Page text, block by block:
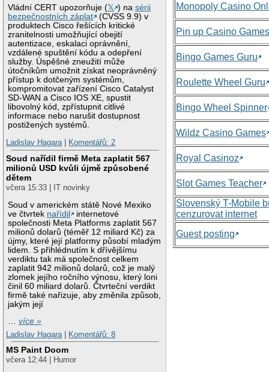
Vládní CERT upozorňuje (𝕏 ) nasérii
bezpečnostních záplat
(CVSS 9.9) v
produktech Cisco řešících kritické
zranitelnosti umožňující obejití
autentizace, eskalaci oprávnění,
vzdálené spuštění kódu a odepření
služby. Úspěšné zneužití může
útočníkům umožnit získat neoprávněný
přístup k dotčeným systémům,
kompromitovat zařízení Cisco Catalyst
SD-WAN a Cisco IOS XE, spustit
libovolný kód, zpřístupnit citlivé
informace nebo narušit dostupnost
postižených systémů.
Ladislav Hagara| Komentářů: 2
Soud nařídil firmě Meta zaplatit 567
milionů USD kvůli újmě způsobené
dětem
včera 15:33 | IT novinky
Soud v americkém státě Nové Mexiko
ve čtvrtek nařídil
internetové
společnosti Meta Platforms zaplatit 567
milionů dolarů (téměř 12 miliard Kč) za
újmy, které její platformy působí mladým
lidem. S přihlédnutím k dřívějšímu
verdiktu tak má společnost celkem
zaplatit 942 milionů dolarů, což je malý
zlomek jejího ročního výnosu, který loni
činil 60 miliard dolarů. Čtvrteční verdikt
firmě také nařizuje, aby změnila způsob,
jakým její
…více »
Ladislav Hagara
Komentářů: 8
MS Paint Doom
včera 12:44 | Humor
Monopoly Casino
Pin up Casino
Bingo Games Guru
Roulette Wheel Guru
Bingo Wheel Spinner
Wildz Casino Games
Royal Casinoz
Slot Games Teacher
Slovenský T-Mobile
cenzurovat internet
Guest posting